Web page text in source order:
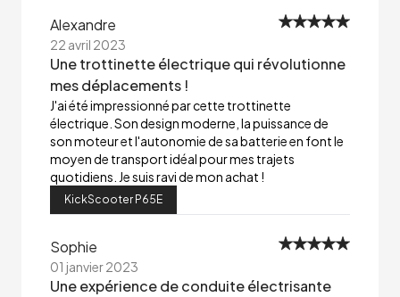
Alexandre
22 avril 2023
Une trottinette électrique qui révolutionne
mes déplacements !
J'ai été impressionné par cette trottinette
électrique. Son design moderne, la puissance de
son moteur et l'autonomie de sa batterie en font le
moyen de transport idéal pour mes trajets
quotidiens. Je suis ravi de mon achat !
KickScooter P65E
Sophie
01 janvier 2023
Une expérience de conduite électrisante